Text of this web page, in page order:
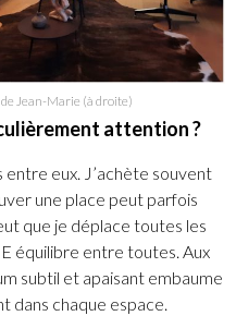
de Jean-Marie (à droite)
attention ?
eux. J’achète souvent
une place peut parfois
que je déplace toutes les
équilibre entre toutes. Aux
subtil et apaisant embaume
dans chaque espace.